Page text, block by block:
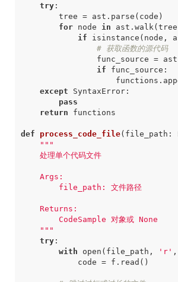
try:
tree = ast . parse ( code )
for
node in ast . walk (tree
if
isinstance ( node ,
# 获取函数的源代码
func_source = ast
if
func_source :
functions .
except
SyntaxError:
pass
return
functions
def process_code_file( file_path :
    处理单个代码文件
    """
try:
with
open ( file_path , 'r' ,
code = f . read ()